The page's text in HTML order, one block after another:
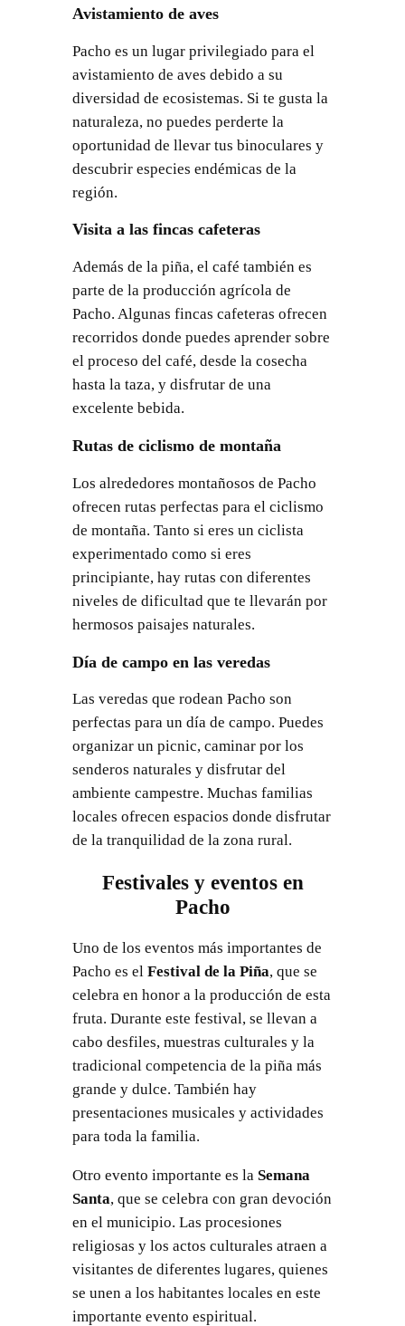
Avistamiento de aves
Pacho es un lugar privilegiado para el
avistamiento de aves debido a su
diversidad de ecosistemas. Si te gusta la
naturaleza, no puedes perderte la
oportunidad de llevar tus binoculares y
descubrir especies endémicas de la
región.
Visita a las fincas cafeteras
Además de la piña, el café también es
parte de la producción agrícola de
Pacho. Algunas fincas cafeteras ofrecen
recorridos donde puedes aprender sobre
el proceso del café, desde la cosecha
hasta la taza, y disfrutar de una
excelente bebida.
Rutas de ciclismo de montaña
Los alrededores montañosos de Pacho
ofrecen rutas perfectas para el ciclismo
de montaña. Tanto si eres un ciclista
experimentado como si eres
principiante, hay rutas con diferentes
niveles de dificultad que te llevarán por
hermosos paisajes naturales.
Día de campo en las veredas
Las veredas que rodean Pacho son
perfectas para un día de campo. Puedes
organizar un picnic, caminar por los
senderos naturales y disfrutar del
ambiente campestre. Muchas familias
locales ofrecen espacios donde disfrutar
de la tranquilidad de la zona rural.
Festivales y eventos en
Pacho
Uno de los eventos más importantes de
Pacho es el Festival de la Piña, que se
celebra en honor a la producción de esta
fruta. Durante este festival, se llevan a
cabo desfiles, muestras culturales y la
tradicional competencia de la piña más
grande y dulce. También hay
presentaciones musicales y actividades
para toda la familia.
Otro evento importante es la Semana
Santa, que se celebra con gran devoción
en el municipio. Las procesiones
religiosas y los actos culturales atraen a
visitantes de diferentes lugares, quienes
se unen a los habitantes locales en este
importante evento espiritual.